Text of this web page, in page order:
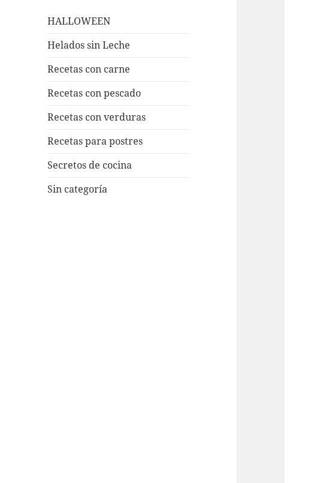
HALLOWEEN
Helados sin Leche
Recetas con carne
Recetas con pescado
Recetas con verduras
Recetas para postres
Secretos de cocina
Sin categoría